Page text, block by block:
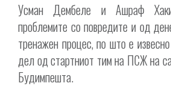
Усман Дембеле и Ашраф
проблемите со повредите и од
тренажен процес, по што е
дел од стартниот тим на ПСЖ на
Будимпешта.